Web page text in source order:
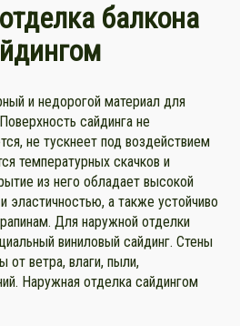
балкона
и недорогой материал для
сайдинга не
не тускнеет под воздействием
температурных скачков и
из него обладает высокой
эластичностью, а также устойчиво
Для наружной отделки
виниловый сайдинг. Стены
ветра, влаги, пыли,
Наружная отделка сайдингом